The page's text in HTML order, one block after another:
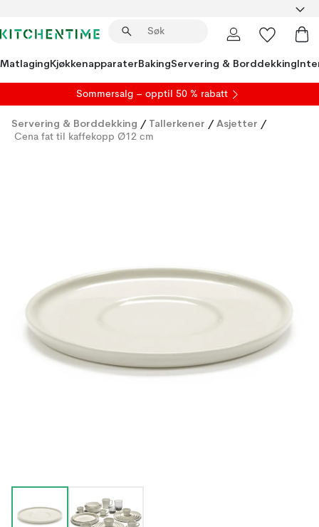
MatlagingKjøkkenapparaterBakingServering & Borddekking
Sommersalg – opptil 50 % rabatt
Servering & Borddekking / Tallerkener / Asjetter /
Cena fat til kaffekopp Ø12 cm